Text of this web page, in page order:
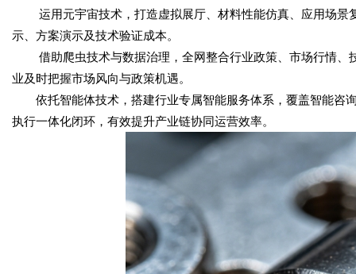
运用元宇宙技术，打造虚拟展厅、材料性能仿真、应用场
示、方案演示及技术验证成本。
借助爬虫技术与数据治理，全网整合行业政策、市场行情
业及时把握市场风向与政策机遇。
依托智能体技术，搭建行业专属智能服务体系，覆盖智能咨
执行一体化闭环，有效提升产业链协同运营效率。